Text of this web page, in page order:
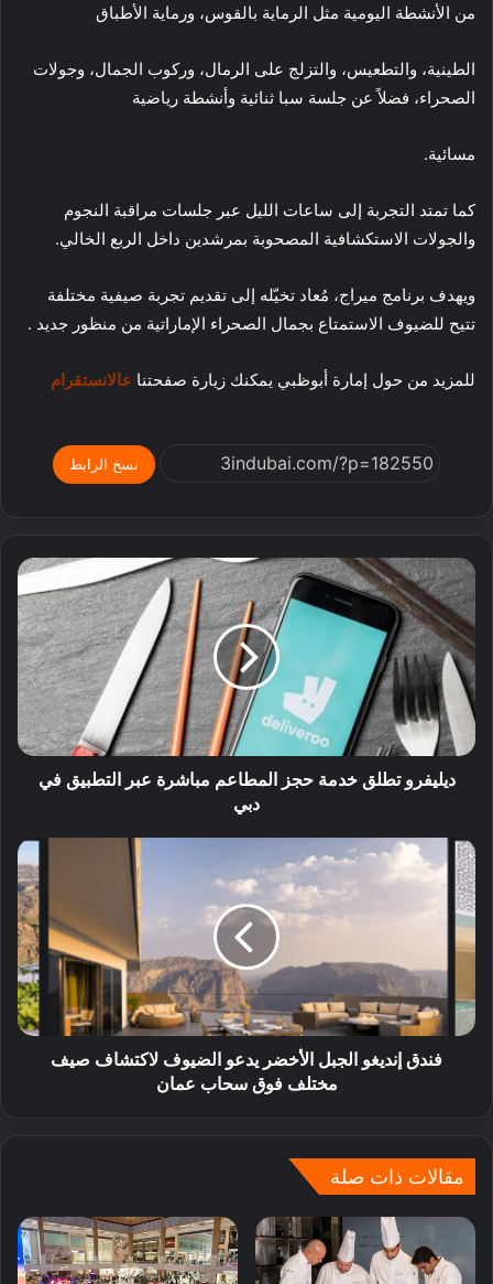
من الأنشطة اليومية مثل الرماية بالقوس، ورماية الأطباق
الطينية، والتطعيس، والتزلج على الرمال، وركوب الجمال، وجولات
الصحراء، فضلاً عن جلسة سبا ثنائية وأنشطة رياضية
مسائية.
كما تمتد التجربة إلى ساعات الليل عبر جلسات مراقبة النجوم
والجولات الاستكشافية المصحوبة بمرشدين داخل الربع الخالي.
ويهدف برنامج ميراج، مُعاد تخيّله إلى تقديم تجربة صيفية مختلفة
تتيح للضيوف الاستمتاع بجمال الصحراء الإماراتية من منظور جديد .
للمزيد من حول إمارة أبوظبي يمكنك زيارة صفحتنا عالانستقرام
نسخ الرابط
ديليفرو تطلق خدمة حجز المطاعم مباشرة عبر التطبيق في
دبي
فندق إنديغو الجبل الأخضر يدعو الضيوف لاكتشاف صيف
مختلف فوق سحاب عمان
مقالات ذات صلة